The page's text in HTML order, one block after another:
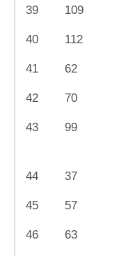
39 109
40 112
41 62
42 70
43 99
44 37
45 57
46 63